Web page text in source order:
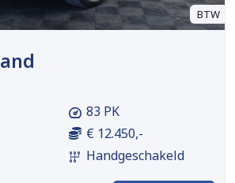
BTW
83 PK
€ 12.450,-
Handgeschakeld